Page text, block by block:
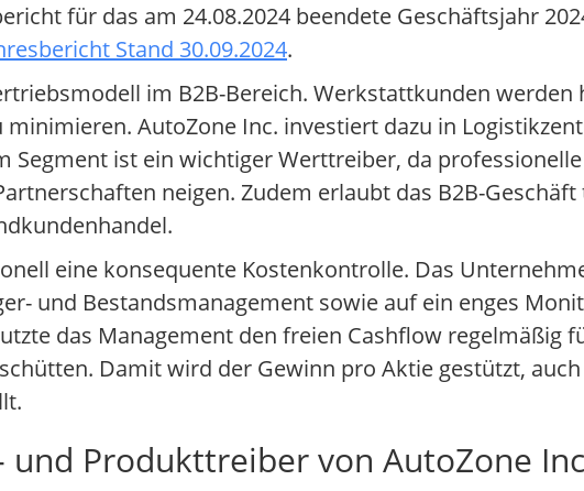
für das am 24.08.2024 beendete Geschäftsjahr
Stand 30.09.2024.
im B2B-Bereich. Werkstattkunden
AutoZone Inc. investiert dazu in
Segment ist ein wichtiger Werttreiber, da
neigen. Zudem erlaubt das B2B-
eine konsequente Kostenkontrolle. Das
und Bestandsmanagement sowie auf ein enges
das Management den freien Cashflow regelmäßig
Damit wird der Gewinn pro Aktie gestützt,
und Produkttreiber von AutoZone